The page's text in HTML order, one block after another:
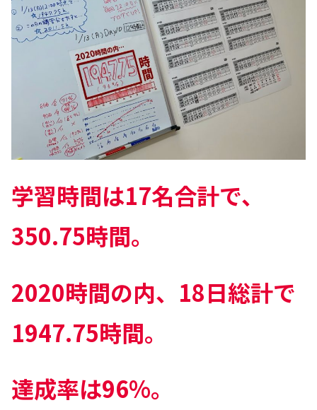
学習時間は17名合計で、
350.75時間。
2020時間の内、18日総計で
1947.75時間。
達成率は96%。